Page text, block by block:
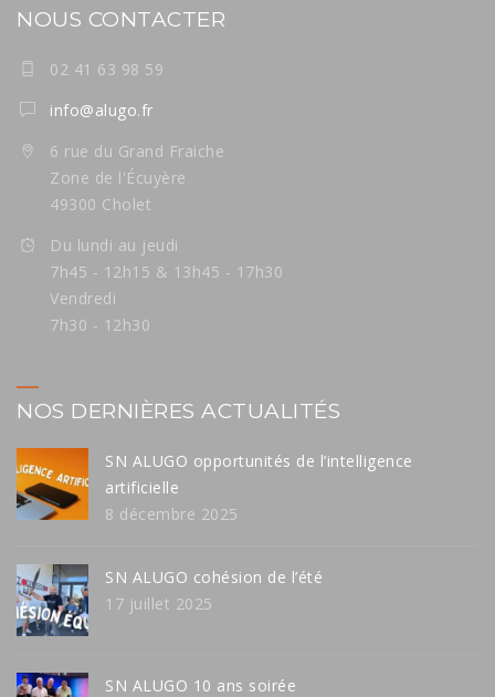
NOUS CONTACTER
02 41 63 98 59
info@alugo.fr
6 rue du Grand Fraiche
Zone de l'Écuyère
49300 Cholet
Du lundi au jeudi
7h45 - 12h15 & 13h45 - 17h30
Vendredi
7h30 - 12h30
NOS DERNIÈRES ACTUALITÉS
SN ALUGO opportunités de l’intelligence
artificielle
8 décembre 2025
SN ALUGO cohésion de l’été
17 juillet 2025
SN ALUGO 10 ans soirée